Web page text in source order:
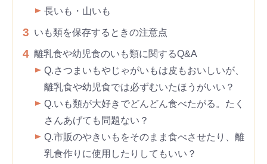
長いも・山いも
3 いも類を保存するときの注意点
4 離乳食や幼児食のいも類に関するQ&A
Q.さつまいもやじゃがいもは皮もおいしいが、
離乳食や幼児食では必ずむいたほうがいい？
Q.いも類が大好きでどんどん食べたがる。たく
さんあげても問題ない？
Q.市販のやきいもをそのまま食べさせたり、離
乳食作りに使用したりしてもいい？